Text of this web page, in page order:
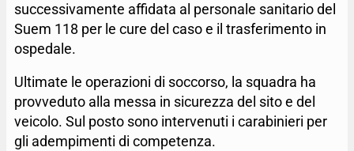
successivamente affidata al personale sanitario del
Suem 118 per le cure del caso e il trasferimento in
ospedale.
Ultimate le operazioni di soccorso, la squadra ha
provveduto alla messa in sicurezza del sito e del
veicolo. Sul posto sono intervenuti i carabinieri per
gli adempimenti di competenza.